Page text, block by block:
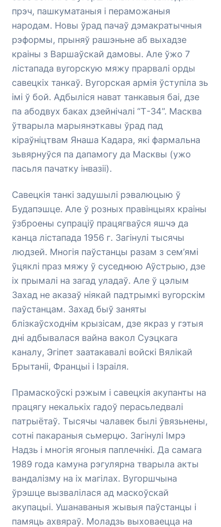
прэч, пашкуматаныя і пераможаныя
народам. Новы ўрад пачаў дэмакратычныя
рэформы, прыняў рашэньне аб выхадзе
краіны з Варшаўскай дамовы. Але ўжо 7
лістапада вугорскую мяжу прарвалі орды
савецкіх танкаў. Вугорская армія ўступіла зь
імі ў бой. Адбыліся нават танкавыя баі, дзе
па абодвух баках дзейнічалі “Т-34”. Масква
ўтварыла марыянэткавы ўрад пад
кіраўніцтвам Янаша Кадара, які фармальна
зьвярнуўся па дапамогу да Масквы (ужо
пасьля пачатку інвазіі).
Савецкія танкі задушылі рэвалюцыю ў
Будапэшце. Але ў розных правінцыях краіны
ўзброены супраціў працягваўся яшчэ да
канца лістапада 1956 г. Загінулі тысячы
людзей. Многія паўстанцы разам з сем’ямі
ўцяклі праз мяжу ў суседнюю Аўстрыю, дзе
іх прымалі на загад уладаў. Але ў цэлым
Захад не аказаў ніякай падтрымкі вугорскім
паўстанцам. Захад быў заняты
блізкаўсходнім крызісам, дзе якраз у гэтыя
дні адбывалася вайна вакол Суэцкага
каналу, Эгіпет заатакавалі войскі Вялікай
Брытаніі, Францыі і Ізраіля.
Прамаскоўскі рэжым і савецкія акупанты на
працягу некалькіх гадоў перасьледвалі
патрыётаў. Тысячы чалавек былі ўвязьнены,
сотні пакараныя сьмерцю. Загінулі Імрэ
Надзь і многія ягоныя паплечнікі. Да самага
1989 года камуна рэгулярна тварыла акты
вандалізму на іх магілах. Вугоршчына
ўрэшце вызвалілася ад маскоўскай
акупацыі. Ушанаваныя жывыя паўстанцы і
памяць ахвяраў. Моладзь выховаецца на